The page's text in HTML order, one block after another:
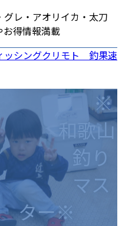
レ・アオリイカ・太刀
お得情報満載
商品・店舗ニュース
ビス
ントカード
券
ご意見・ご要望
※
和歌山
釣り
マス
ター※